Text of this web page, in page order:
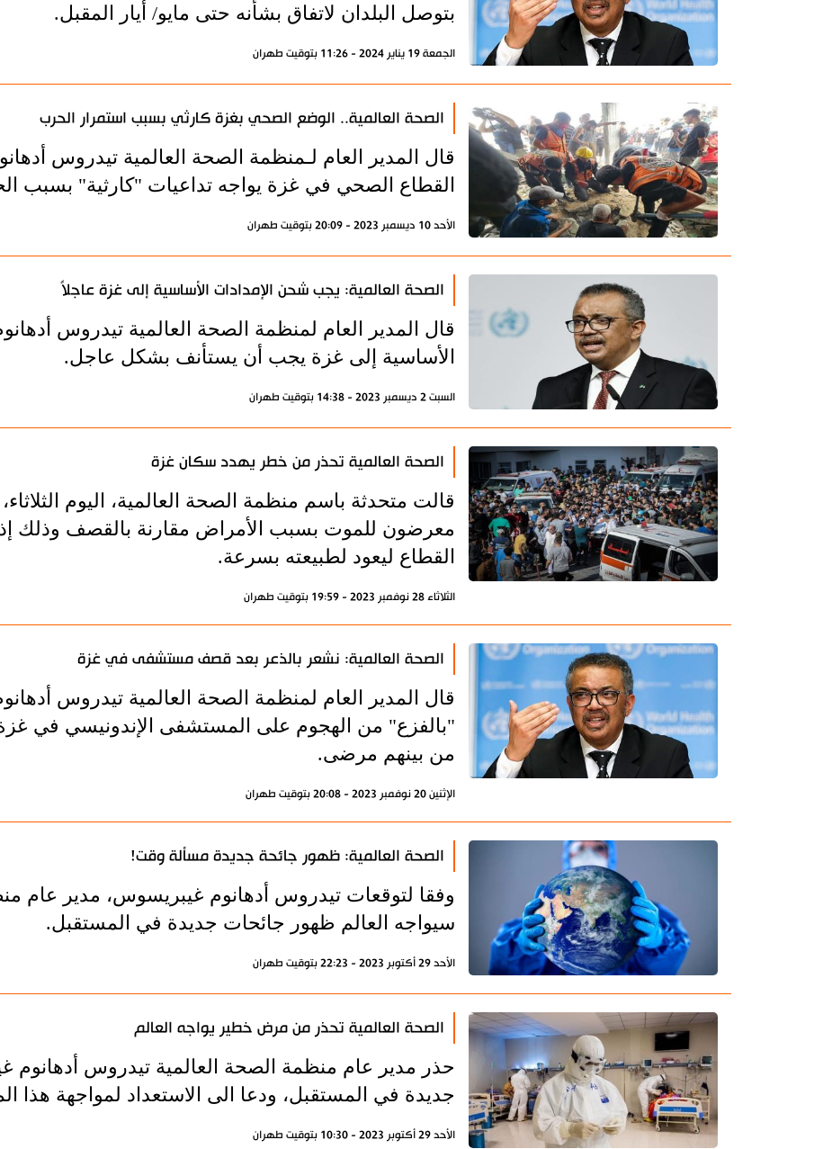
بتوصل البلدان لاتفاق بشأنه حتى مايو/ أيار المقبل.
الجمعة 19 يناير 2024 - 11:26 بتوقيت طهران
الصحة العالمية.. الوضع الصحي بغزة كارثي بسبب استمرار الحرب
قال المدير العام لـمنظمة الصحة العالمية تيدروس
القطاع الصحي في غزة يواجه تداعيات "كارثية" بسبب
الأحد 10 ديسمبر 2023 - 20:09 بتوقيت طهران
الصحة العالمية: يجب شحن الإمدادات الأساسية إلى غزة عاجلاً
قال المدير العام لمنظمة الصحة العالمية تيدروس
الأساسية إلى غزة يجب أن يستأنف بشكل عاجل.
السبت 2 ديسمبر 2023 - 14:38 بتوقيت طهران
الصحة العالمية تحذر من خطر يهدد سكان غزة
قالت متحدثة باسم منظمة الصحة العالمية، اليوم
معرضون للموت بسبب الأمراض مقارنة بالقصف وذلك
القطاع ليعود لطبيعته بسرعة.
الثلاثاء 28 نوفمبر 2023 - 19:59 بتوقيت طهران
الصحة العالمية: نشعر بالذعر بعد قصف مستشفى في غزة
قال المدير العام لمنظمة الصحة العالمية تيدروس
من بينهم مرضى.
الإثنين 20 نوفمبر 2023 - 20:08 بتوقيت طهران
الصحة العالمية: ظهور جائحة جديدة مسألة وقت!
وفقا لتوقعات تيدروس أدهانوم غيبريسوس، مدير عام
سيواجه العالم ظهور جائحات جديدة في المستقبل.
الأحد 29 أكتوبر 2023 - 22:23 بتوقيت طهران
الصحة العالمية تحذر من مرض خطير يواجه العالم
حذر مدير عام منظمة الصحة العالمية تيدروس
جديدة في المستقبل، ودعا الى الاستعداد لمواجهة
الأحد 29 أكتوبر 2023 - 10:30 بتوقيت طهران